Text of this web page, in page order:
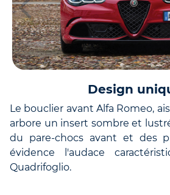
Design
Le bouclier avant Alfa Romeo,
arbore un insert sombre et
du pare-chocs avant et des
évidence l'audace
Quadrifoglio.